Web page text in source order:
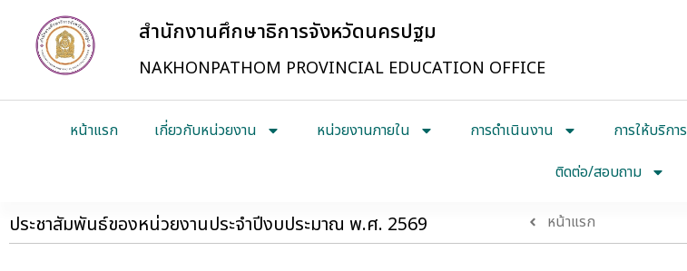
สำนักงานศึกษาธิการจังหวัดนครปฐม
NAKHONPATHOM PROVINCIAL EDUCATION OFFICE
หน้าแรก เกี่ยวกับหน่วยงาน หน่วยงานภายใน การดำเนินงาน การให้บริการ
ติดต่อ/สอบถาม
ประชาสัมพันธ์ของหน่วยงานประจำปีงบประมาณ พ.ศ. 2569 หน้าแรก